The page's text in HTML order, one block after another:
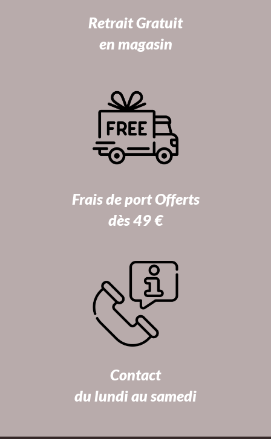
Retrait Gratuit
en magasin
Frais de port Offerts
dès 49 €
Contact
du lundi au samedi